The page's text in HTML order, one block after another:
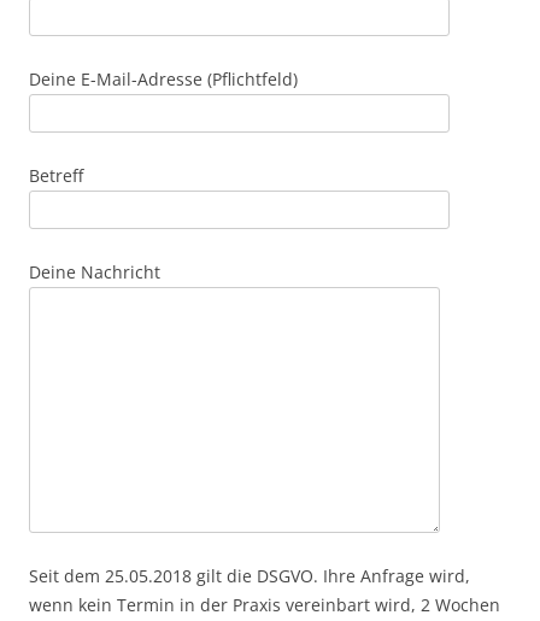
Deine E-Mail-Adresse (Pflichtfeld)
Betreff
Deine Nachricht
Seit dem 25.05.2018 gilt die DSGVO. Ihre Anfrage wird,
wenn kein Termin in der Praxis vereinbart wird, 2 Wochen